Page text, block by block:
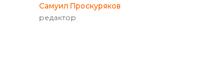
Самуил Проскуряков
редактор